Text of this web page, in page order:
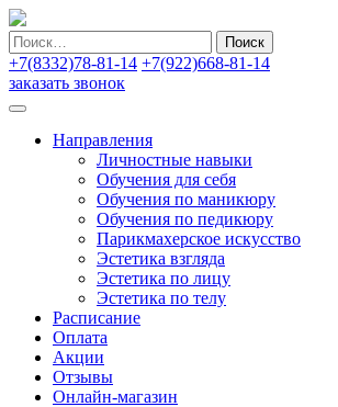
Найти:
+7(8332)78-81-14 +7(922)668-81-14
заказать звонок
Направления
Личностные навыки
Обучения для себя
Обучения по маникюру
Обучения по педикюру
Парикмахерское искусство
Эстетика взгляда
Эстетика по лицу
Эстетика по телу
Расписание
Оплата
Акции
Отзывы
Онлайн-магазин